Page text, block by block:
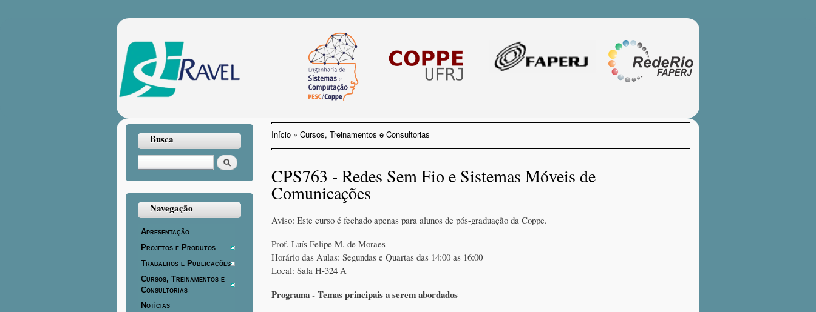
conteúdo
principal
Busca
Buscar
Navegação
Apresentação
Projetos e Produtos
Trabalhos e Publicações
Cursos, Treinamentos e
Consultorias
Notícias
Você está aqui
Início » Cursos, Treinamentos e Consultorias
CPS763 - Redes Sem Fio e Sistemas Móveis de
Comunicações
Aviso: Este curso é fechado apenas para alunos de pós-graduação da Coppe.
Prof. Luís Felipe M. de Moraes
Horário das Aulas: Segundas e Quartas das 14:00 as 16:00
Local: Sala H-324 A
Programa - Temas principais a serem abordados